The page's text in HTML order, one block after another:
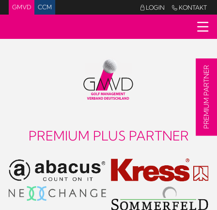
GMVD CCM LOGIN  KONTAKT
PREMIUM PLUS PARTNER
PREMIUM PARTNER